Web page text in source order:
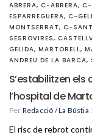
ABRERA, C-ABRERA, C-
ESPARREGUERA, C-
MONTSERRAT, C-
SESROVIRES,
GELIDA, MARTORELL,
ANDREU DE LA BARCA,
S’estabilitzen
l’hospital de
Per Redacció / La Bústia
El risc de rebrot